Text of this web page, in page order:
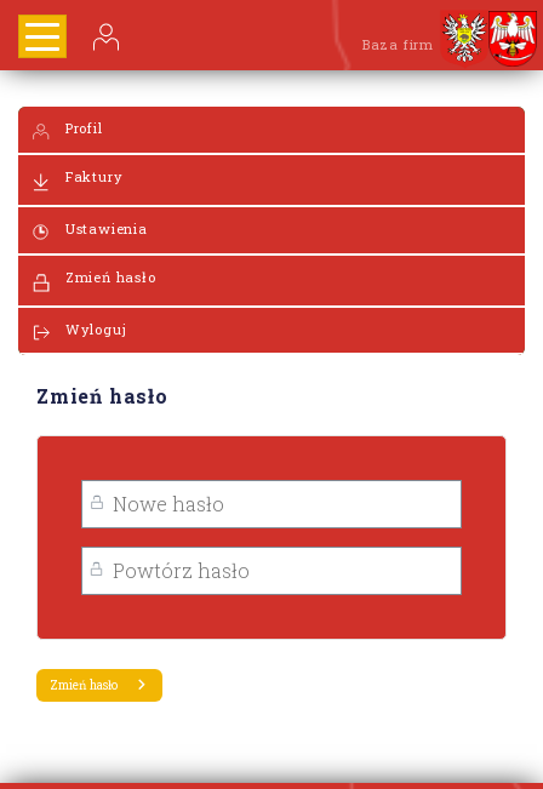
Baza firm
Profil
Faktury
Ustawienia
Zmień hasło
Wyloguj
Zmień hasło
Zmień hasło